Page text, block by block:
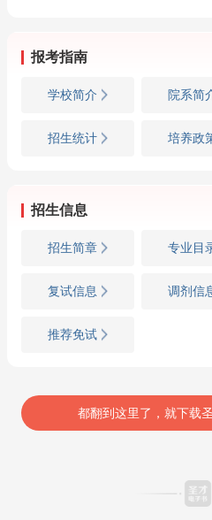
报考指南
学校简介 院系简
招生统计 培养政
招生信息
招生简章 专业目
复试信息 调剂信
推荐免试
都翻到这里了，就下载